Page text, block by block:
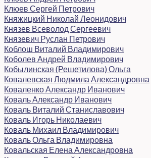
Клюев Сергей Петрович
Княжицкий Николай Леонидович
Князев Всеволод Сергеевич
Князевич Руслан Петрович
Коблош Виталий Владимирович
Коболев Андрей Владимирович
Кобылинская (Решетилова) Ольга
Ковалевская Людмила Александровна
Коваленко Александр Иванович
Коваль Александр Иванович
Коваль Виталий Станиславович
Коваль Игорь Николаевич
Коваль Михаил Владимирович
Коваль Ольга Владимировна
Ковальская Елена Александровна